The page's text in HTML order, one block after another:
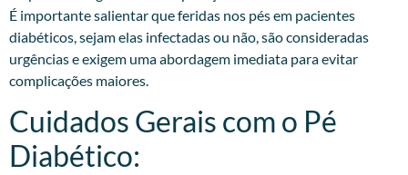
É importante salientar que feridas nos pés em pacientes
diabéticos, sejam elas infectadas ou não, são consideradas
urgências e exigem uma abordagem imediata para evitar
complicações maiores.
Cuidados Gerais com o Pé
Diabético: